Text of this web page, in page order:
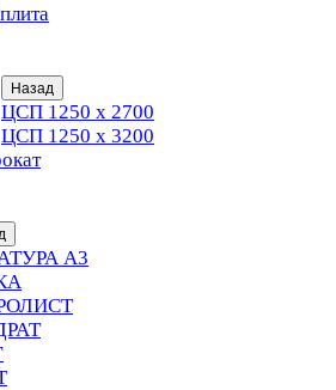
Назад
ЦСП 1250 х 2700
ЦСП 1250 х 3200
А3